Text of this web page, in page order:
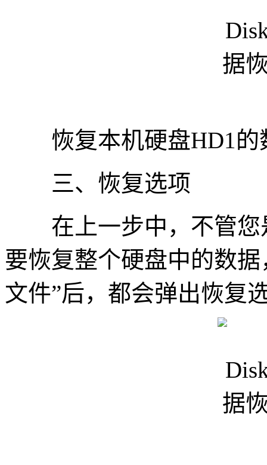
恢复本机硬盘HD1的
三、恢复选项
在上一步中，不管您
要恢复整个硬盘中的数
文件”后，都会弹出恢复